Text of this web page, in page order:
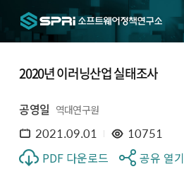
2020년 이러닝산업 실태조사
공영일 역대연구원
2021.09.01 10751
PDF 다운로드
공유 열기